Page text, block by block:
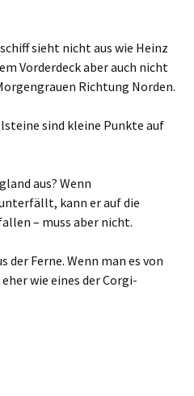
sieht nicht aus wie Heinz
Vorderdeck aber auch nicht
Richtung Norden.
sind kleine Punkte auf
aus? Wenn
kann er auf die
– muss aber nicht.
der Ferne. Wenn man es von
wie eines der Corgi-